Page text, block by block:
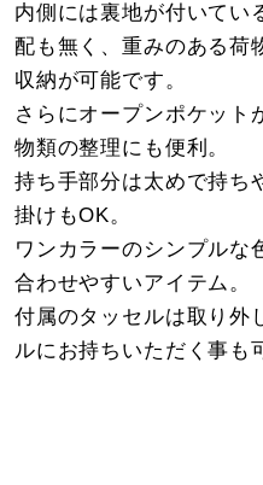
内側には裏地が付いてい
配も無く、重みのある荷
収納が可能です。
さらにオープンポケット
物類の整理にも便利。
持ち手部分は太めで持ち
掛けもOK。
ワンカラーのシンプルな
合わせやすいアイテム。
付属のタッセルは取り外
ルにお持ちいただく事も